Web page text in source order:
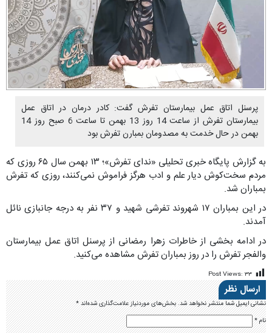
پرسنل اتاق عمل بیمارستان تفرش گفت: کادر درمان در اتاق عمل
بیمارستان تفرش از ساعت 14 روز 13 بهمن تا ساعت 6 صبح روز 14
بهمن در حال خدمت به مصدومان بمبارن تفرش بود
به گزارش پایگاه خبری تحلیلی «ندای تفرش»؛ ۱۳ بهمن سال ۶۵ روزی که
مردم سخت‌کوش دیار علم و ادب هرگز فراموش نمی‌کنند، روزی که تفرش
بمباران شد.
در این بمباران ۱۷ شهروند تفرشی شهید و ۳۷ نفر به درجه جانبازی نائل
آمدند.
در ادامه بخشی از خاطرات زهرا رمضانی از پرسنل اتاق عمل بیمارستان
والفجر تفرش را در روز بمباران تفرش مشاهده می‌کنید.
Post Views: ۳۳
ارسال نظر
نشانی ایمیل شما منتشر نخواهد شد.بخش‌های موردنیاز علامت‌گذاری شده‌اند*
نام*